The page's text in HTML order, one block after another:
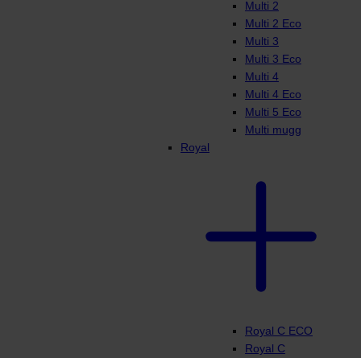
Multi 2
Multi 2 Eco
Multi 3
Multi 3 Eco
Multi 4
Multi 4 Eco
Multi 5 Eco
Multi mugg
Royal
Royal C ECO
Royal C